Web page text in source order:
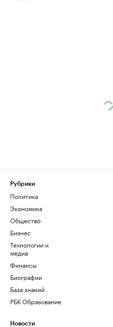
Рубрики
Политика
Экономика
Общество
Бизнес
Технологии и
медиа
Финансы
Биографии
База знаний
РБК Образование
Новости